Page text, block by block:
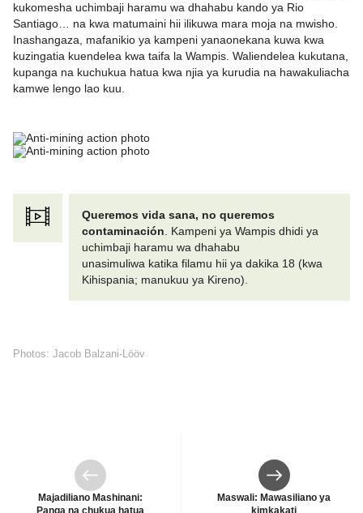
kukomesha uchimbaji haramu wa dhahabu kando ya Rio
Santiago… na kwa matumaini hii ilikuwa mara moja na mwisho.
Inashangaza, mafanikio ya kampeni yanaonekana kuwa kwa
kuzingatia kuendelea kwa taifa la Wampis. Waliendelea kukutana,
kupanga na kuchukua hatua kwa njia ya kurudia na hawakuliacha
kamwe lengo lao kuu.
Queremos vida sana, no queremos
contaminación . Kampeni ya Wampis dhidi ya
uchimbaji haramu wa dhahabu
unasimuliwa katika filamu hii ya dakika 18 (kwa
Kihispania; manukuu ya Kireno).
Photos: Jacob Balzani-Lööv
Iliyotangulia
Majadiliano Mashinani:
Panga na chukua hatua
Kinachofuata
Maswali: Mawasiliano ya
kimkakati